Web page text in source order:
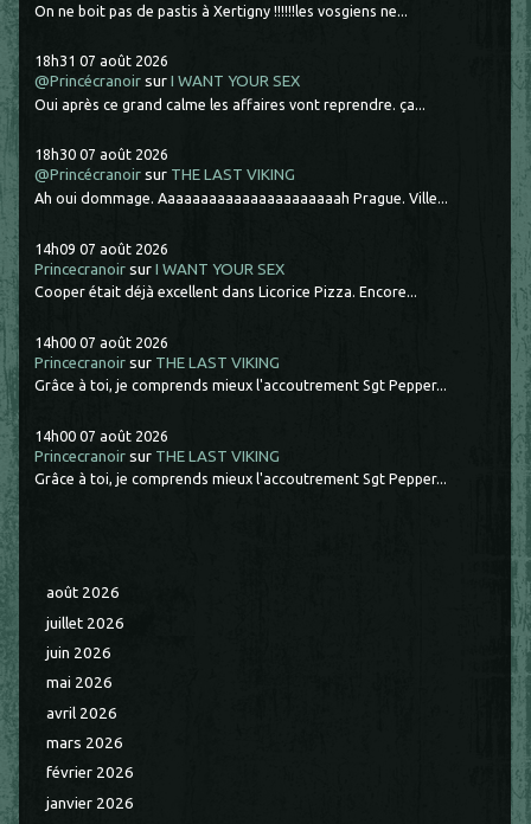
On ne boit pas de pastis à Xertigny !!!!!!les vosgiens ne...
18h31 07 août 2026
@Princécranoir surI WANT YOUR SEX
Oui après ce grand calme les affaires vont reprendre. ça...
18h30 07 août 2026
@Princécranoir sur THE LAST VIKING
Ah oui dommage. Aaaaaaaaaaaaaaaaaaaaaah Prague. Ville...
14h09 07 août 2026
Princecranoir surI WANT YOUR SEX
Cooper était déjà excellent dans Licorice Pizza. Encore...
14h00 07 août 2026
Princecranoir sur THE LAST VIKING
Grâce à toi, je comprends mieux l'accoutrement Sgt Pepper...
14h00 07 août 2026
Princecranoir sur THE LAST VIKING
Grâce à toi, je comprends mieux l'accoutrement Sgt Pepper...
août 2026
juillet 2026
juin 2026
mai 2026
avril 2026
mars 2026
février 2026
janvier 2026